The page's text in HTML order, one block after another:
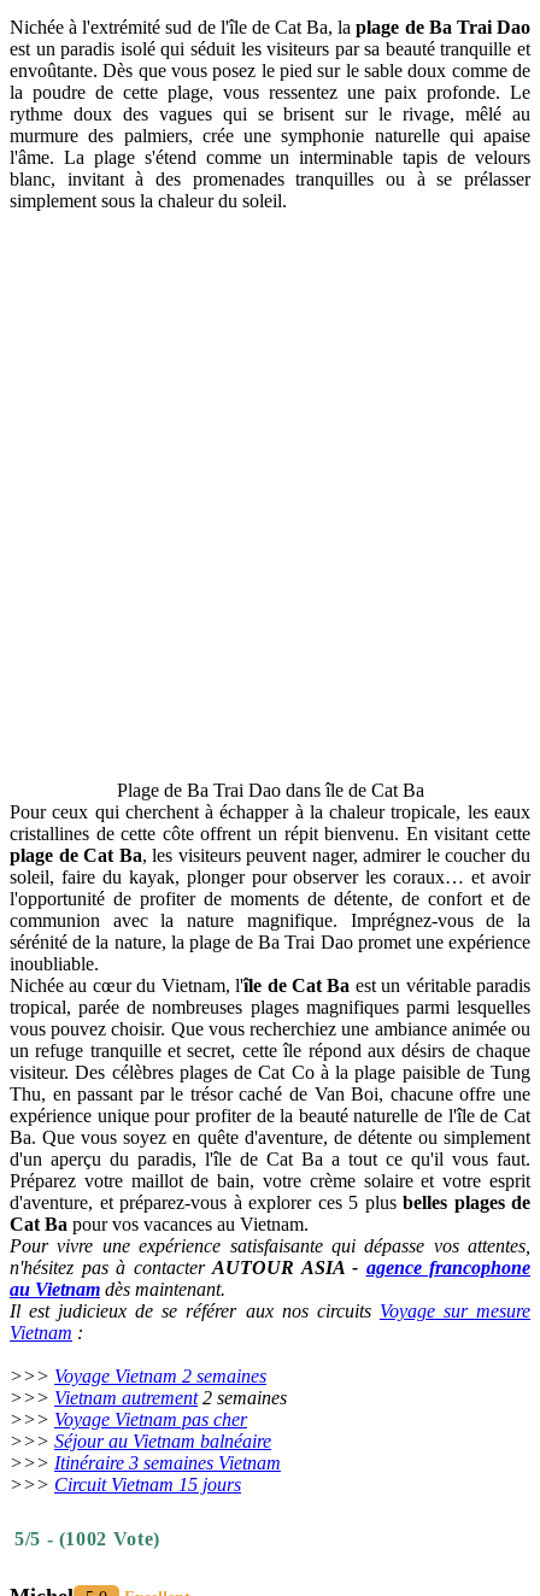
Nichée à l'extrémité sud de l'île de Cat Ba, laplage de Ba Trai Dao
est un paradis isolé qui séduit les visiteurs par sa beauté tranquille et
envoûtante. Dès que vous posez le pied sur le sable doux comme de
la poudre de cette plage, vous ressentez une paix profonde. Le
rythme doux des vagues qui se brisent sur le rivage, mêlé au
murmure des palmiers, crée une symphonie naturelle qui apaise
l'âme. La plage s'étend comme un interminable tapis de velours
blanc, invitant à des promenades tranquilles ou à se prélasser
simplement sous la chaleur du soleil.
Plage de Ba Trai Dao dans île de Cat Ba
Pour ceux qui cherchent à échapper à la chaleur tropicale, les eaux
cristallines de cette côte offrent un répit bienvenu. En visitant cette
plage de Cat Ba, les visiteurs peuvent nager, admirer le coucher du
soleil, faire du kayak, plonger pour observer les coraux… et avoir
l'opportunité de profiter de moments de détente, de confort et de
communion avec la nature magnifique. Imprégnez-vous de la
sérénité de la nature, la plage de Ba Trai Dao promet une expérience
inoubliable.
Nichée au cœur du Vietnam, l'île de Cat Ba est un véritable paradis
tropical, parée de nombreuses plages magnifiques parmi lesquelles
vous pouvez choisir. Que vous recherchiez une ambiance animée ou
un refuge tranquille et secret, cette île répond aux désirs de chaque
visiteur. Des célèbres plages de Cat Co à la plage paisible de Tung
Thu, en passant par le trésor caché de Van Boi, chacune offre une
expérience unique pour profiter de la beauté naturelle de l'île de Cat
Ba. Que vous soyez en quête d'aventure, de détente ou simplement
d'un aperçu du paradis, l'île de Cat Ba a tout ce qu'il vous faut.
Préparez votre maillot de bain, votre crème solaire et votre esprit
d'aventure, et préparez-vous à explorer ces 5 plus belles plages de
Cat Ba pour vos vacances au Vietnam.
Pour vivre une expérience satisfaisante qui dépasse vos attentes,
n'hésitez pas à contacter AUTOUR ASIA - agence francophone
au Vietnam dès maintenant.
Il est judicieux de se référer aux nos circuits Voyage sur mesure
Vietnam :
>>> Voyage Vietnam 2 semaines
>>> Vietnam autrement2 semaines
>>> Voyage Vietnam pas cher
>>> Séjour au Vietnam balnéaire
>>> Itinéraire 3 semaines Vietnam
>>> Circuit Vietnam 15 jours
5/5 - (1002 Vote)